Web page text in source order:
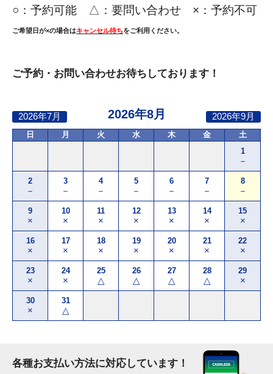
○： 予約可能 △：要問い合わせ ×：予約不可
ご希望日が×の場合はキャンセル待ちをご利用ください。
ご予約・お問い合わせお待ちしております！
2026年8月
日 月 火 水 木 金
土
1
－
2
－
3
－
4
－
5
－
6
－
7
－
8
－
9
×
10
×
11
×
12
×
13
×
14
×
15
×
16
×
17
×
18
×
19
×
20
×
21
×
22
×
23
×
24
×
25
△
26
△
27
△
28
△
29
×
30
×
31
△
2026年7月 2026年9月
各種お支払い方法に対応しています！